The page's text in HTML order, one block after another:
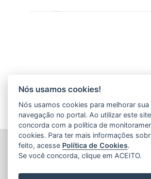
FUNDAÇÃO DE AMPARO À PESQUISA E
ESPÍRITO SANTO (FAPES)
CEP: 29066-380 - Vitória /
Nós usamos cookies!
Nós usamos cookies para melhorar sua
navegação no portal. Ao utilizar este
concorda com a política de
cookies. Para ter mais informações
feito, acesse Política de Cookies.
Se você concorda, clique em ACEITO.